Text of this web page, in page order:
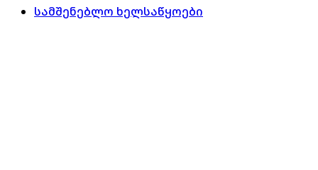
სამშენებლო ხელსაწყოები